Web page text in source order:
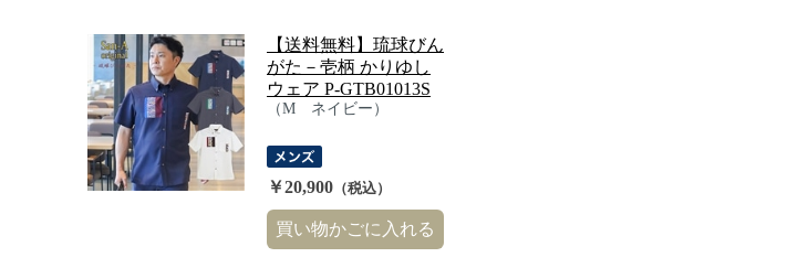
【送料無料】琉球びん
がた－壱柄 かりゆし
ウェア P-GTB01013S
（M ネイビー）
￥20,900 （税込）
買い物かごに入れる